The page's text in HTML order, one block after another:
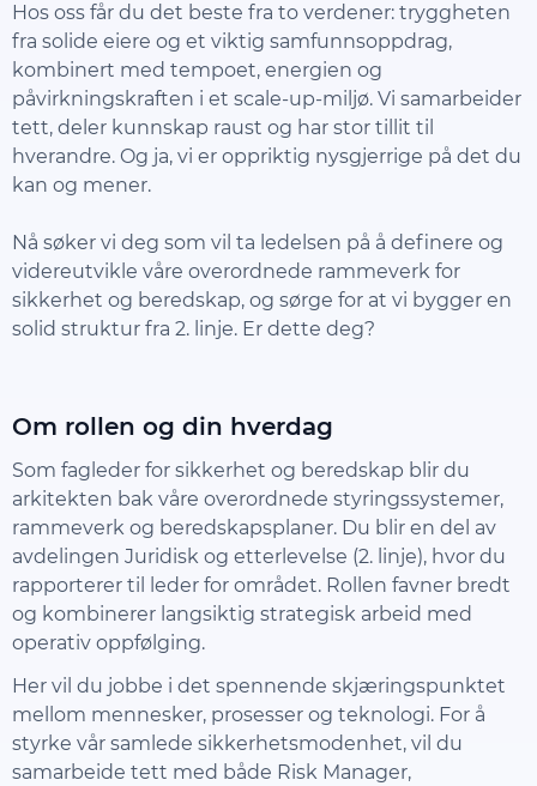
Hos oss får du det beste fra to verdener: tryggheten
fra solide eiere og et viktig samfunnsoppdrag,
kombinert med tempoet, energien og
påvirkningskraften i et scale-up-miljø. Vi samarbeider
tett, deler kunnskap raust og har stor tillit til
hverandre. Og ja, vi er oppriktig nysgjerrige på det du
kan og mener.
Nå søker vi deg som vil ta ledelsen på å definere og
videreutvikle våre overordnede rammeverk for
sikkerhet og beredskap, og sørge for at vi bygger en
solid struktur fra 2. linje. Er dette deg?
Om rollen og din hverdag
Som fagleder for sikkerhet og beredskap blir du
arkitekten bak våre overordnede styringssystemer,
rammeverk og beredskapsplaner. Du blir en del av
avdelingen Juridisk og etterlevelse (2. linje), hvor du
rapporterer til leder for området. Rollen favner bredt
og kombinerer langsiktig strategisk arbeid med
operativ oppfølging.
Her vil du jobbe i det spennende skjæringspunktet
mellom mennesker, prosesser og teknologi. For å
styrke vår samlede sikkerhetsmodenhet, vil du
samarbeide tett med både Risk Manager,